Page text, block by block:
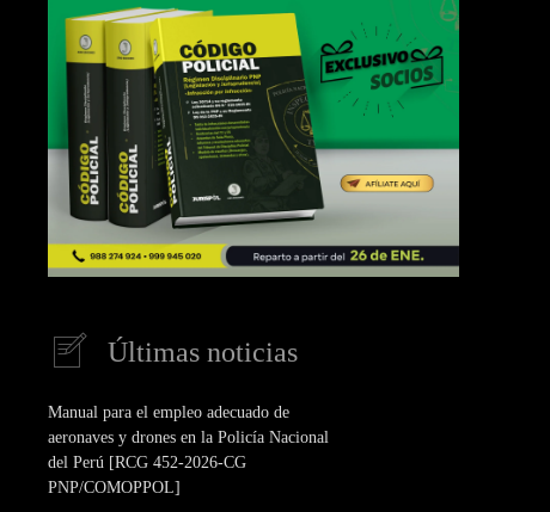
Últimas noticias
Manual para el empleo adecuado de
aeronaves y drones en la Policía Nacional
del Perú [RCG 452-2026-CG
PNP/COMOPPOL]